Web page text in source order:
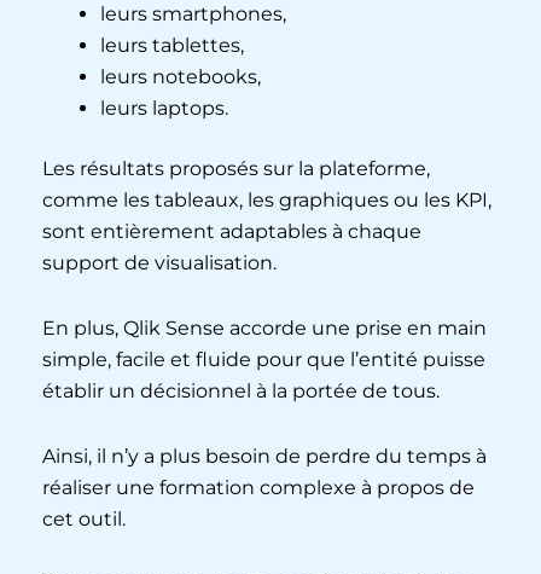
leurs smartphones,
leurs tablettes,
leurs notebooks,
leurs laptops.
Les résultats proposés sur la plateforme,
comme les tableaux, les graphiques ou les KPI,
sont entièrement adaptables à chaque
support de visualisation.
En plus, Qlik Sense accorde une prise en main
simple, facile et fluide pour que l’entité puisse
établir un décisionnel à la portée de tous.
Ainsi, il n’y a plus besoin de perdre du temps à
réaliser une formation complexe à propos de
cet outil.